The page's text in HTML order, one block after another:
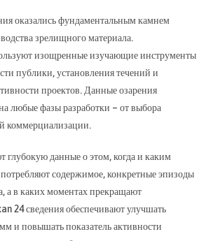
оказались фундаментальным камнем
зрелищного материала.
изощренные изучающие инструменты
публики, установления течений и
проектов. Данные озарения
любые фазы разработки – от выбора
коммерциализации.
глубокую данные о этом, когда и каким
содержимое, конкретные эпизоды
а в каких моментах прекращают
24 сведения обеспечивают улучшать
и повышать показатель активности